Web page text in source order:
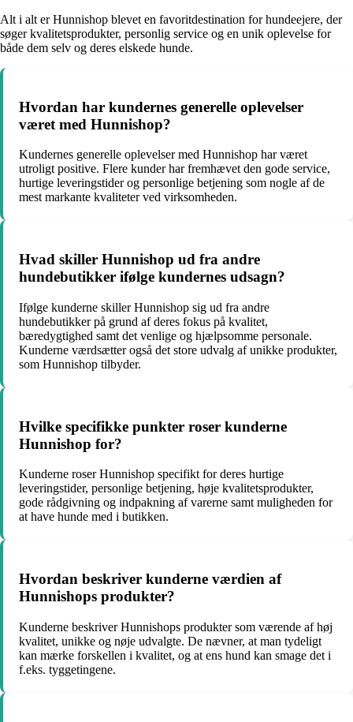
Alt i alt er Hunnishop blevet en favoritdestination for hundeejere, der
søger kvalitetsprodukter, personlig service og en unik oplevelse for
både dem selv og deres elskede hunde.
Hvordan har kundernes generelle oplevelser
været med Hunnishop?
Kundernes generelle oplevelser med Hunnishop har været
utroligt positive. Flere kunder har fremhævet den gode service,
hurtige leveringstider og personlige betjening som nogle af de
mest markante kvaliteter ved virksomheden.
Hvad skiller Hunnishop ud fra andre
hundebutikker ifølge kundernes udsagn?
Ifølge kunderne skiller Hunnishop sig ud fra andre
hundebutikker på grund af deres fokus på kvalitet,
bæredygtighed samt det venlige og hjælpsomme personale.
Kunderne værdsætter også det store udvalg af unikke produkter,
som Hunnishop tilbyder.
Hvilke specifikke punkter roser kunderne
Hunnishop for?
Kunderne roser Hunnishop specifikt for deres hurtige
leveringstider, personlige betjening, høje kvalitetsprodukter,
gode rådgivning og indpakning af varerne samt muligheden for
at have hunde med i butikken.
Hvordan beskriver kunderne værdien af
Hunnishops produkter?
Kunderne beskriver Hunnishops produkter som værende af høj
kvalitet, unikke og nøje udvalgte. De nævner, at man tydeligt
kan mærke forskellen i kvalitet, og at ens hund kan smage det i
f.eks. tyggetingene.